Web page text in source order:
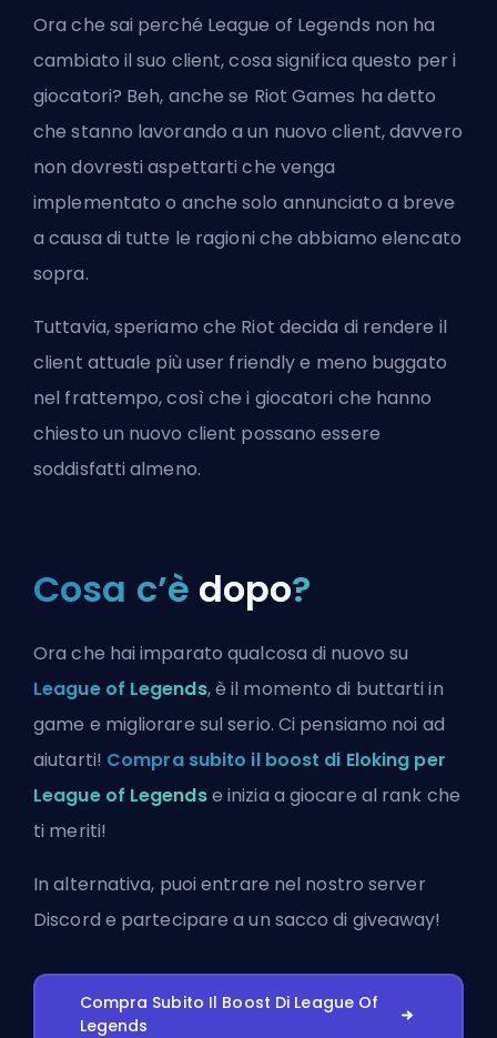
Ora che sai perché League of Legends non ha
cambiato il suo client, cosa significa questo per i
giocatori? Beh, anche se Riot Games ha detto
che stanno lavorando a un nuovo client, davvero
non dovresti aspettarti che venga
implementato o anche solo annunciato a breve
a causa di tutte le ragioni che abbiamo elencato
sopra.
Tuttavia, speriamo che Riot decida di rendere il
client attuale più user friendly e meno buggato
nel frattempo, così che i giocatori che hanno
chiesto un nuovo client possano essere
soddisfatti almeno.
Cosa c’è dopo?
Ora che hai imparato qualcosa di nuovo su
League of Legends, è il momento di buttarti in
game e migliorare sul serio. Ci pensiamo noi ad
aiutarti! Compra subito il boost di Eloking per
League of Legendse inizia a giocare al rank che
ti meriti!
In alternativa, puoientrare nel nostro server
Discord e partecipare a un sacco di giveaway!
Compra Subito Il Boost Di League Of
Legends